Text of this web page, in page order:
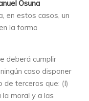
Osuna
en estos casos, un
la forma
deberá cumplir
caso disponer
de terceros que: (I)
la moral y a las